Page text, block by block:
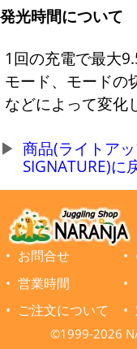
発光時間について
1回の充電で最大
モード、モードの
などによって変化
商品(ライトア
SIGNATURE)に
お問合せ
営業時間
ご注文について
©1999-2026